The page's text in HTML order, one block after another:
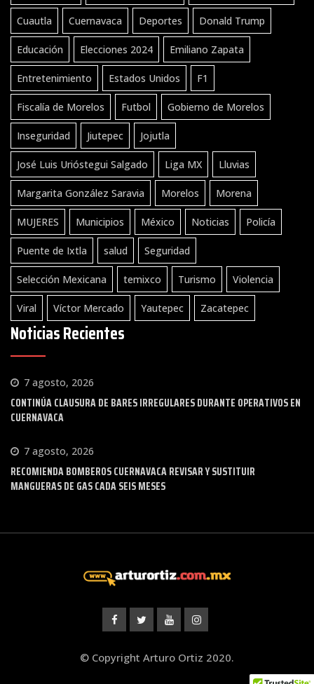
Cuautla Cuernavaca Deportes Donald Trump
Educación Elecciones 2024 Emiliano Zapata
Entretenimiento Estados Unidos F1
Fiscalía de Morelos Futbol Gobierno de Morelos
Inseguridad Jiutepec Jojutla
José Luis Urióstegui Salgado Liga MX Lluvias
Margarita González Saravia Morelos Morena
MUJERES Municipios México Noticias Policía
Puente de Ixtla salud Seguridad
Selección Mexicana temixco Turismo Violencia
Viral Víctor Mercado Yautepec Zacatepec
Noticias Recientes
7 agosto, 2026
CONTINÚA CLAUSURA DE BARES IRREGULARES DURANTE OPERATIVOS EN
CUERNAVACA
7 agosto, 2026
RECOMIENDA BOMBEROS CUERNAVACA REVISAR Y SUSTITUIR
MANGUERAS DE GAS CADA SEIS MESES
© Copyright Arturo Ortiz 2020.